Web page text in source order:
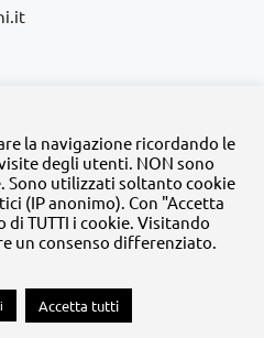
i diritti riservati | MyFpm è un
Palazzo Magnani
TwitterLinkedInYouTube
la navigazione ricordando le
degli utenti. NON sono
Sono utilizzati soltanto cookie
(IP anonimo). Con "Accetta
TUTTI i cookie. Visitando
un consenso differenziato.
Accetta tutti